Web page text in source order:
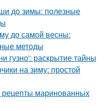
до зимы: полезные
до самой весны:
методы
гузно': раскрытие тайны
на зиму: простой
рецепты маринованных